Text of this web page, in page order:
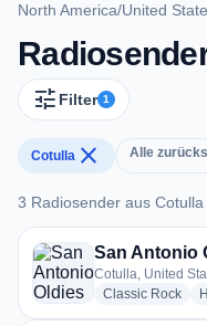
North America/United
tune Filter 1
Cotulla close Alle
3 Radiosender aus Cotulla
3 Radiosender aus
San Antonio
Cotulla, United
Classic Rock